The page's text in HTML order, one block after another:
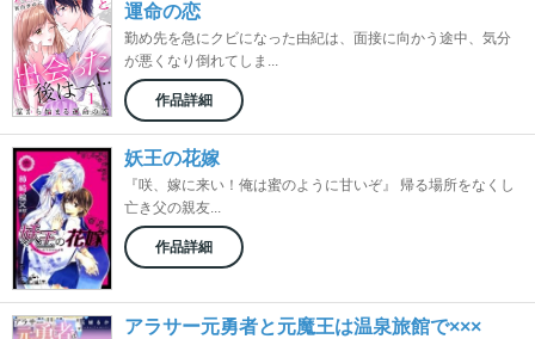
運命の恋
勤め先を急にクビになった由紀は、面接に向かう途中、気分
が悪くなり倒れてしま...
作品詳細
妖王の花嫁
『咲、嫁に来い！俺は蜜のように甘いぞ』 帰る場所をなくし
亡き父の親友...
作品詳細
アラサー元勇者と元魔王は温泉旅館で×××